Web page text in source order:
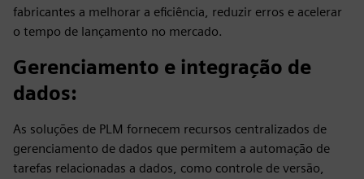
fabricantes a melhorar a eficiência, reduzir erros e acelerar
o tempo de lançamento no mercado.
Gerenciamento e integração de
dados:
As soluções de PLM fornecem recursos centralizados de
gerenciamento de dados que permitem a automação de
tarefas relacionadas a dados, como controle de versão,